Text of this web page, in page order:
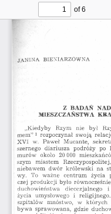
Find
of 6
JANINA  BIENIARZÓWNA
Z  BADAŃ
MIESZCZAŃSTWA
„Kiedyby  Rzym  nie  był
mem” 1 2  rozpoczynał  swoją
XVI  w.  Paweł  Mucante,
szernego  diariusza  podróży  po
murów  około  20 000
szym  miastem
niebawem  dwór  królewski  na
wy.  To  ważne  centrum   życia
czej  produkcji  było
duchowieństwa   diecezjalnego
życia  umysłowego  i
szpitalów  mnóstwo,  w  których
bywa  sprawowana,  gdzie